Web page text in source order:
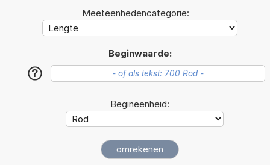
Meeteenhedencategorie:
Beginwaarde:
?
Begineenheid: